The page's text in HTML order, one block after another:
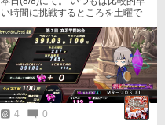
い時間に挑戦するところを土曜で
対戦終わりの遅い時間に挑戦。 い
つもと違う時間帯に挑戦したのも
あってか、400秒を切った状態で1
00問達成✌️ 最終問辺りで残してお
いたヒントを連続で使ったのもあ
りタイムを縮められた模様(^^) ラ
イフ5つ残しでクリア出来たのも良
し👍
4 0